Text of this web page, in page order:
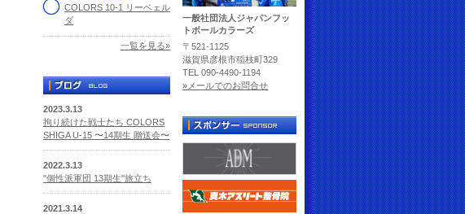
COLORS 10-1 リーベェル
ダ
一覧を見る»
2023.3.13
拘り続けた戦士たち COLORS
SHIGA U-15 〜14期生 贈送会〜
2022.3.13
"個性派軍団 13期生"旅立ち
2021.3.14
一般社団法人ジャパンフッ
トボールカラーズ
〒521-1125
滋賀県彦根市稲枝町329
TEL 090-4490-1194
»メールでのお問合せ